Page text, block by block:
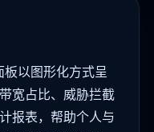
以图形化方式呈
宽占比、威胁拦截
报表，帮助个人与